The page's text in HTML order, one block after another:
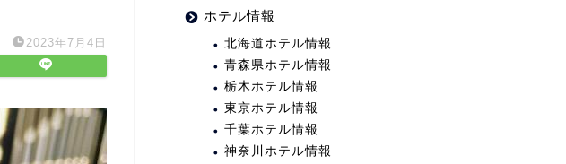
2023年7月4日
ホテル情報
北海道ホテル情報
青森県ホテル情報
栃木ホテル情報
東京ホテル情報
千葉ホテル情報
神奈川ホテル情報